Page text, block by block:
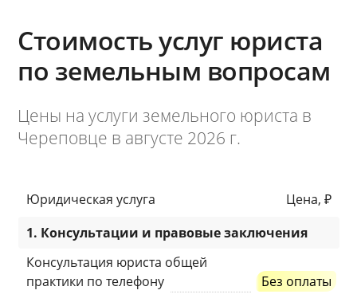
Стоимость услуг юриста
по земельным вопросам
Цены на услуги земельного юриста в
Череповце в августе 2026 г.
Юридическая услуга
Цена, ₽
1. Консультации и правовые заключения
Консультация юриста общей
практики по телефону
Без оплаты